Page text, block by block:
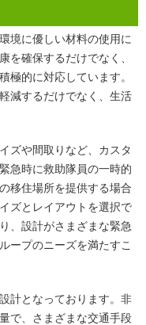
境に優しい材料の使用に
を確保するだけでなく、
極的に対応しています。
減するだけでなく、生活
ズや間取りなど、カスタ
急時に救助隊員の一時的
移住場所を提供する場合
ズとレイアウトを選択で
、設計がさまざまな緊急
ープのニーズを満たすこ
計となっております。非
で、さまざまな交通手段